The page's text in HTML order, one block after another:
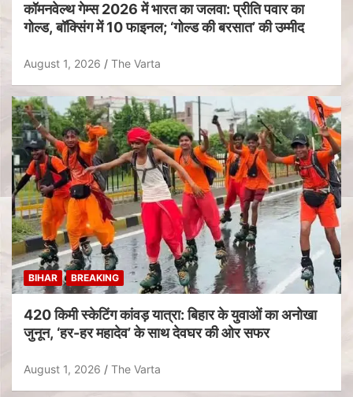
कॉमनवेल्थ गेम्स 2026 में भारत का जलवा: प्रीति पवार का
गोल्ड, बॉक्सिंग में 10 फाइनल; ‘गोल्ड की बरसात’ की उम्मीद
August 1, 2026 The Varta
BIHAR BREAKING
420 किमी स्केटिंग कांवड़ यात्रा: बिहार के युवाओं का अनोखा
जुनून, ‘हर-हर महादेव’ के साथ देवघर की ओर सफर
August 1, 2026 The Varta